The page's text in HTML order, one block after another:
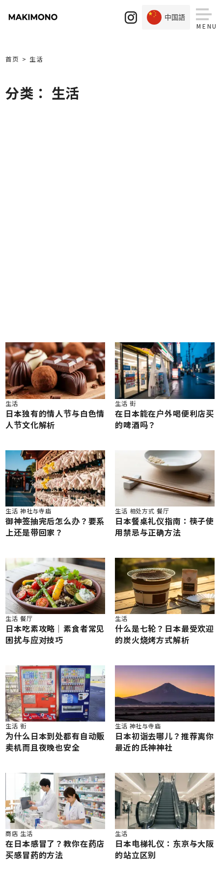
中国語
首页 生活
分类： 生活
生活
日本独有的情人节与白色情
人节文化解析
生活 街
在日本能在户外喝便利店买
的啤酒吗？
生活 神社与寺庙
御神签抽完后怎么办？要系
上还是带回家？
生活 相处方式 餐厅
日本餐桌礼仪指南：筷子使
用禁忌与正确方法
生活 餐厅
日本吃素攻略｜素食者常见
困扰与应对技巧
生活
什么是七轮？日本最受欢迎
的炭火烧烤方式解析
生活 街
为什么日本到处都有自动贩
卖机而且夜晚也安全
生活 神社与寺庙
日本初诣去哪儿？推荐离你
最近的氏神神社
商店 生活
在日本感冒了？教你在药店
买感冒药的方法
生活
日本电梯礼仪：东京与大阪
的站立区别